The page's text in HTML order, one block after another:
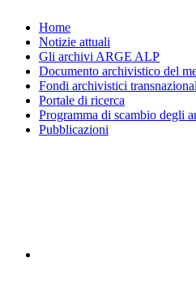
Home
Notizie attuali
Gli archivi ARGE ALP
Documento archivistico del
Fondi archivistici
Portale di ricerca
Programma di scambio degli
Pubblicazioni